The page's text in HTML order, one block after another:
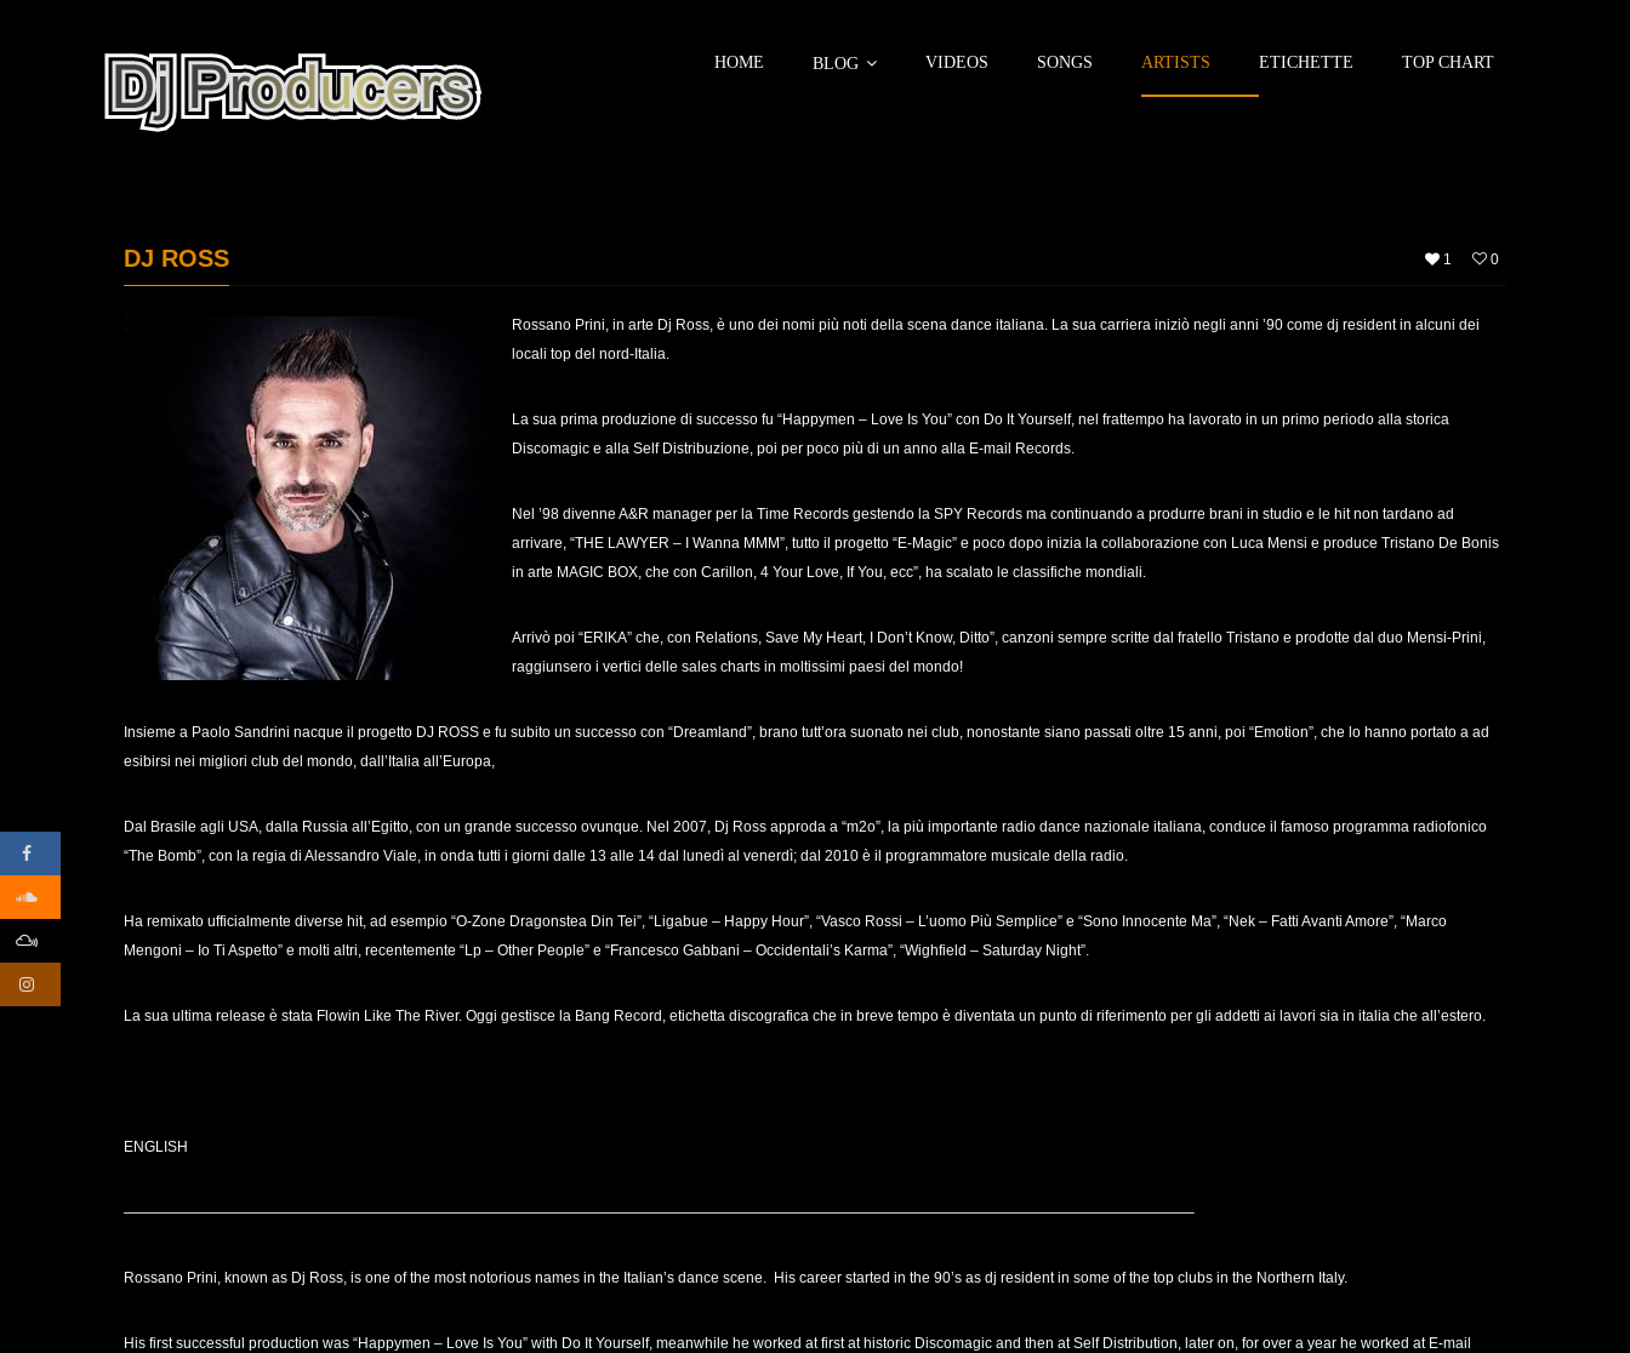
HOME BLOG VIDEOS SONGS ARTISTS ETICHETTE TOP CHART
1 0
DJ ROSS
Rossano Prini, in arte Dj Ross, è uno dei nomi più noti della scena dance italiana. La sua carriera iniziò negli anni ’90 come dj resident in alcuni dei
locali top del nord-Italia.
La sua prima produzione di successo fu “Happymen – Love Is You” con Do It Yourself, nel frattempo ha lavorato in un primo periodo alla storica
Discomagic e alla Self Distribuzione, poi per poco più di un anno alla E-mail Records.
Nel ’98 divenne A&R manager per la Time Records gestendo la SPY Records ma continuando a produrre brani in studio e le hit non tardano ad
arrivare, “THE LAWYER – I Wanna MMM”, tutto il progetto “E-Magic” e poco dopo inizia la collaborazione con Luca Mensi e produce Tristano De Bonis
in arte MAGIC BOX, che con Carillon, 4 Your Love, If You, ecc”, ha scalato le classifiche mondiali.
Arrivò poi “ERIKA” che, con Relations, Save My Heart, I Don’t Know, Ditto”, canzoni sempre scritte dal fratello Tristano e prodotte dal duo Mensi-Prini,
raggiunsero i vertici delle sales charts in moltissimi paesi del mondo!
Insieme a Paolo Sandrini nacque il progetto DJ ROSS e fu subito un successo con “Dreamland”, brano tutt’ora suonato nei club, nonostante siano passati oltre 15 anni, poi “Emotion”, che lo hanno portato a ad
esibirsi nei migliori club del mondo, dall’Italia all’Europa,
Dal Brasile agli USA, dalla Russia all’Egitto, con un grande successo ovunque. Nel 2007, Dj Ross approda a “m2o”, la più importante radio dance nazionale italiana, conduce il famoso programma radiofonico
“The Bomb”, con la regia di Alessandro Viale, in onda tutti i giorni dalle 13 alle 14 dal lunedì al venerdì; dal 2010 è il programmatore musicale della radio.
Ha remixato ufficialmente diverse hit, ad esempio “O-Zone Dragonstea Din Tei”, “Ligabue – Happy Hour”, “Vasco Rossi – L’uomo Più Semplice” e “Sono Innocente Ma”, “Nek – Fatti Avanti Amore”, “Marco
Mengoni – Io Ti Aspetto” e molti altri, recentemente “Lp – Other People” e “Francesco Gabbani – Occidentali’s Karma”, “Wighfield – Saturday Night”.
La sua ultima release è stata Flowin Like The River. Oggi gestisce la Bang Record, etichetta discografica che in breve tempo è diventata un punto di riferimento per gli addetti ai lavori sia in italia che all’estero.
ENGLISH
—————————————————————————————————————————————————————————————————————————–
Rossano Prini, known as Dj Ross, is one of the most notorious names in the Italian’s dance scene. His career started in the 90’s as dj resident in some of the top clubs in the Northern Italy.
His first successful production was “Happymen – Love Is You” with Do It Yourself, meanwhile he worked at first at historic Discomagic and then at Self Distribution, later on, for over a year he worked at E-mail